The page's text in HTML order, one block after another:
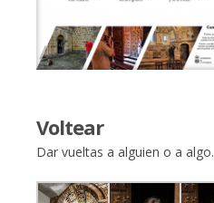
Voltear
Dar vueltas a alguien o a algo.